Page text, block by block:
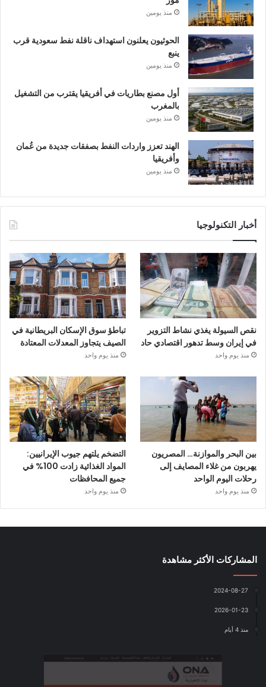
منذ يومين
الحوثيون يعلنون استهداف ناقلة نفط سعودية قرب
ينبع
منذ يومين
أول مصنع بطاريات في أفريقيا يقترب من التشغيل
بالمغرب
منذ يومين
الهند تعزز واردات النفط بصفقات جديدة من عُمان
وأفريقيا
منذ يومين
أخبار التكنولوجيا
نقص السيولة يغذي نشاط التزوير
في إيران وسط تدهور اقتصادي حاد
منذ يوم واحد
تباطؤ سوق الإسكان البريطانية في
الصيف يتجاوز المعدلات المعتادة
منذ يوم واحد
بين البحر والموازنة… المصريون
يهربون من غلاء المصايف إلى
رحلات اليوم الواحد
منذ يوم واحد
التضخم يلتهم جيوب الإيرانيين:
المواد الغذائية زادت 100% في
جميع المحافظات
منذ يوم واحد
المشاركات الأكثر مشاهدة
2024-08-27
2026-01-23
منذ 4 أيام